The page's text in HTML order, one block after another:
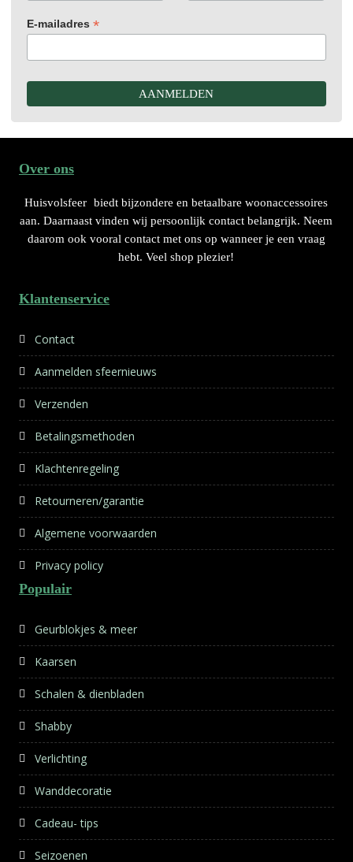
E-mailadres *
Over ons
Huisvolsfeer biedt bijzondere en betaalbare woonaccessoires
aan. Daarnaast vinden wij persoonlijk contact belangrijk. Neem
daarom ook vooral contact met ons op wanneer je een vraag
hebt. Veel shop plezier!
Klantenservice
Contact
Aanmelden sfeernieuws
Verzenden
Betalingsmethoden
Klachtenregeling
Retourneren/garantie
Algemene voorwaarden
Privacy policy
Populair
Geurblokjes & meer
Kaarsen
Schalen & dienbladen
Shabby
Verlichting
Wanddecoratie
Cadeau- tips
Seizoenen